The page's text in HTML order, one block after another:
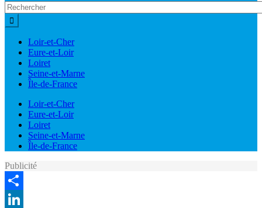
Loir-et-Cher
Eure-et-Loir
Loiret
Seine-et-Marne
Île-de-France
Loir-et-Cher
Eure-et-Loir
Loiret
Seine-et-Marne
Île-de-France
Publicité
Share